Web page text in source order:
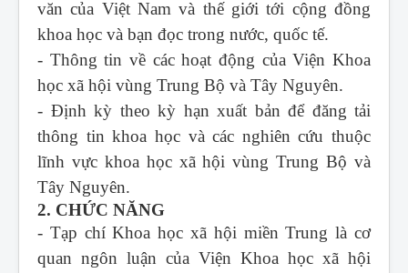
văn của Việt Nam và thế giới tới cộng đồng
khoa học và bạn đọc trong nước, quốc tế.
- Thông tin về các hoạt động của Viện Khoa
học xã hội vùng Trung Bộ và Tây Nguyên.
- Định kỳ theo kỳ hạn xuất bản để đăng tải
thông tin khoa học và các nghiên cứu thuộc
lĩnh vực khoa học xã hội vùng Trung Bộ và
Tây Nguyên.
2. CHỨC NĂNG
- Tạp chí Khoa học xã hội miền Trung là cơ
quan ngôn luận của Viện Khoa học xã hội